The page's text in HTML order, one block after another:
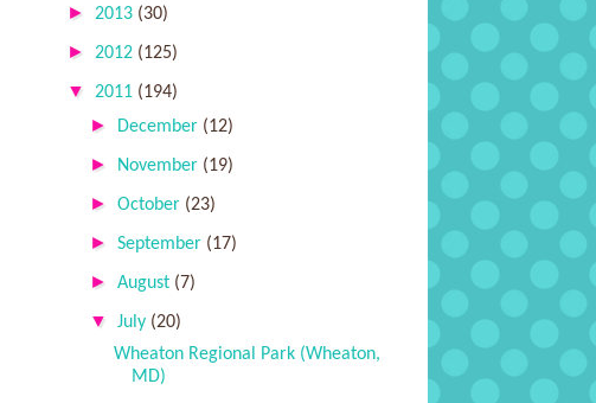
► 2013 (30)
► 2012 (125)
▼ 2011 (194)
► December (12)
► November (19)
►October (23)
►September (17)
►August (7)
▼ July (20)
Wheaton Regional Park (Wheaton,
MD)